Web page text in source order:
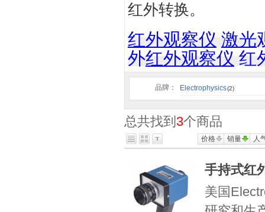
红外转换。
红外观察仪 激光
外红外观察仪 红
品牌： Electrophysics(2)
总共找到 3个商品
价格 销量 人
手持式红
美国